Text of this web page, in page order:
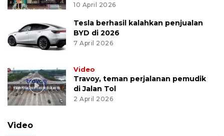
10 April 2026
Tesla berhasil kalahkan penjualan
BYD di 2026
7 April 2026
Video
Travoy, teman perjalanan pemudik
di Jalan Tol
2 April 2026
Video